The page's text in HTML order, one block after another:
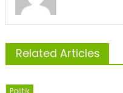
Related Articles